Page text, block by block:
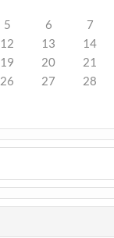
5 6 7
12 13 14
19 20 21
26 27 28